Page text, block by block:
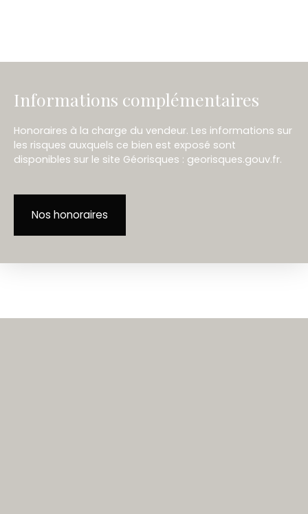
Informations complémentaires
Honoraires à la charge du vendeur. Les informations sur
les risques auxquels ce bien est exposé sont
disponibles sur le site Géorisques : georisques.gouv.fr.
Nos honoraires